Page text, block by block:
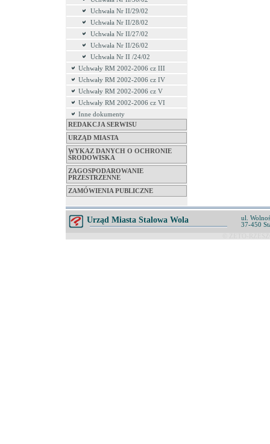
Uchwała Nr II/29/02
Uchwała Nr II/28/02
Uchwała Nr II/27/02
Uchwała Nr II/26/02
Uchwała Nr II /24/02
Uchwały RM 2002-2006 cz III
Uchwały RM 2002-2006 cz IV
Uchwały RM 2002-2006 cz V
Uchwały RM 2002-2006 cz VI
Inne dokumenty
REDAKCJA SERWISU
URZĄD MIASTA
WYKAZ DANYCH O OCHRONIE
ŚRODOWISKA
ZAGOSPODAROWANIE
PRZESTRZENNE
ZAMÓWIENIA PUBLICZNE
Urząd Miasta Stalowa Wola
ul.
37-450